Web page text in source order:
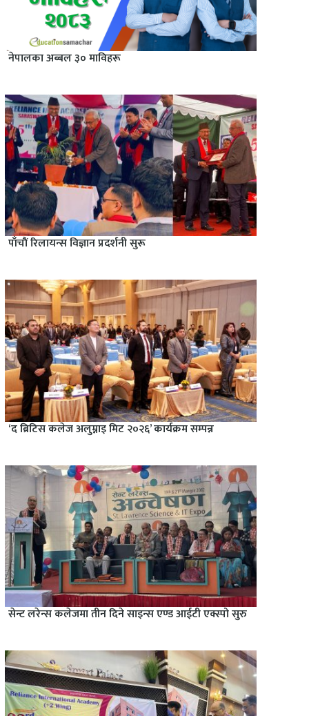
नेपालका अब्बल ३० माविहरू
पाँचाैं रिलायन्स विज्ञान प्रदर्शनी सुरू
‘द ब्रिटिस कलेज अलुम्नाइ मिट २०२६’ कार्यक्रम सम्पन्न
सेन्ट लरेन्स कलेजमा तीन दिने साइन्स एण्ड आईटी एक्स्पो सुरु